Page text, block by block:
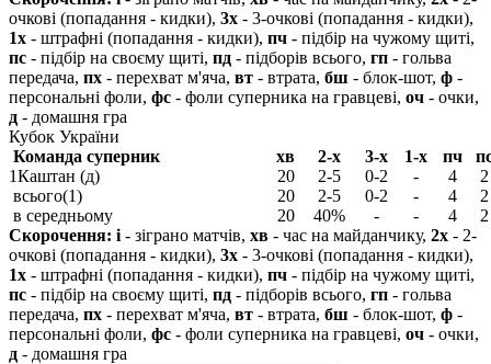
очкові (попадання - кидки), 3х - 3-очкові (попадання - кидки),
1х - штрафні (попадання - кидки), пч - підбір на чужому щиті,
пс - підбір на своєму щиті, пд - підборів всього, гп - гольва
передача, пх - перехват м'яча, вт - втрата, бш - блок-шот, ф -
персональні фоли, фс - фоли суперника на гравцеві, оч - очки,
д - домашня гра
Кубок України
Команда суперник
хв 2-х 3-х 1-х пч
1Каштан (д) 20 2-5 0-2 - 4
2
всього(1)
20 2-5 0-2 - 4
2
в середньому
20 40% - - 4
2
Скорочення: і - зіграно матчів, хв - час на майданчику, 2х - 2-
очкові (попадання - кидки), 3х - 3-очкові (попадання - кидки),
1х - штрафні (попадання - кидки), пч - підбір на чужому щиті,
пс - підбір на своєму щиті, пд - підборів всього, гп - гольва
передача, пх - перехват м'яча, вт - втрата, бш - блок-шот, ф -
персональні фоли, фс - фоли суперника на гравцеві, оч - очки,
д - домашня гра